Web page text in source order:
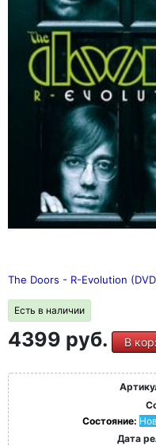
The Doors - R-Evolution
Есть в наличии
4399 руб. В
Состояние:
Дата